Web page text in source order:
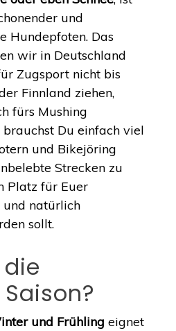
und
Hundepfoten. Das
wir in Deutschland
Zugsport nicht bis
Finnland ziehen,
fürs Mushing
brauchst Du einfach viel
und Bikejöring
Strecken zu
Platz für Euer
und natürlich
sollt.
und Frühling eignet